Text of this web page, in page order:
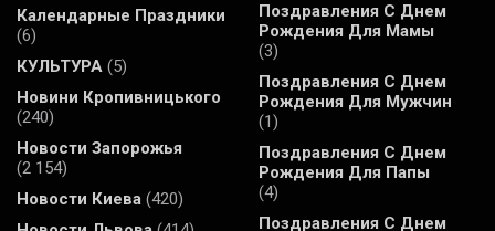
Календарные Праздники
(6)
КУЛЬТУРА (5)
Новини Кропивницького
(240)
Новости Запорожья
(2 154)
Новости Киева (420)
Поздравления С Днем
Рождения Для Мамы
(3)
Поздравления С Днем
Рождения Для Мужчин
(1)
Поздравления С Днем
Рождения Для Папы
(4)
Поздравления С Днем